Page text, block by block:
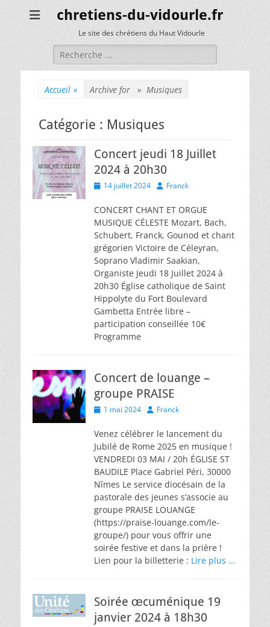
chretiens-du-vidourle.fr
Le site des chrétiens du Haut Vidourle
Rechercher :
Accueil » Archive for » Musiques
Catégorie : Musiques
Concert jeudi 18 Juillet
2024 à 20h30
Posted14 juillet 2024 AuthorFranck
CONCERT CHANT ET ORGUE
MUSIQUE CÉLESTE Mozart, Bach,
Schubert, Franck, Gounod et chant
grégorien Victoire de Céleyran,
Soprano Vladimir Saakian,
Organiste Jeudi 18 Juillet 2024 à
20h30 Église catholique de Saint
Hippolyte du Fort Boulevard
Gambetta Entrée libre –
participation conseillée 10€
Programme
Concert de louange –
groupe PRAISE
Posted1 mai 2024 AuthorFranck
Venez célébrer le lancement du
Jubilé de Rome 2025 en musique !
VENDREDI 03 MAI / 20h ÉGLISE ST
BAUDILE Place Gabriel Péri, 30000
Nîmes Le service diocésain de la
pastorale des jeunes s’associe au
groupe PRAISE LOUANGE
(https://praise-louange.com/le-
groupe/) pour vous offrir une
soirée festive et dans la prière !
Lien pour la billetterie : Lire plus …
Soirée œcuménique 19
janvier 2024 à 18h30